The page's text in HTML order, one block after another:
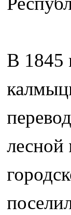
В 1845
лесной